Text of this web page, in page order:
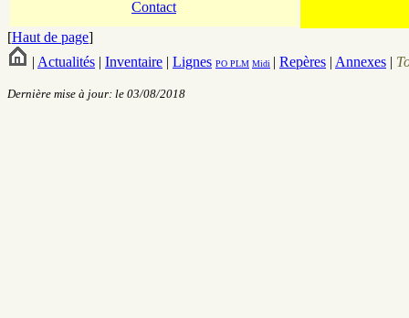
Contact
[Haut de page]
| Actualités | Inventaire | Lignes PO PLM Midi | Repères | Annexes |
Dernière mise à jour: le 03/08/2018